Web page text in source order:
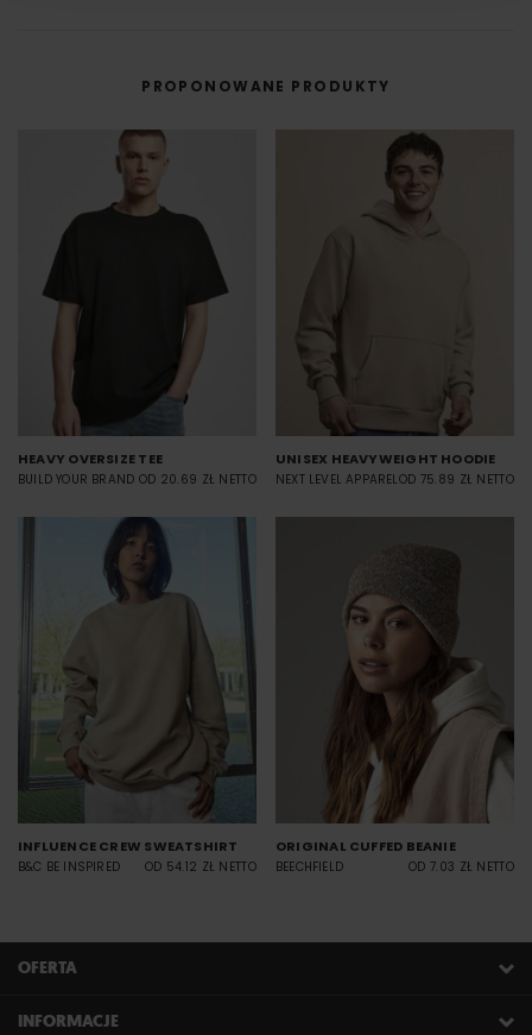
FILM - https://www.youtube.com/watch?v=hQHB5Np5ooY
PROPONOWANE PRODUKTY
HEAVY OVERSIZE TEE
BUILD YOUR BRAND OD 20.69 ZŁ NETTO
UNISEX HEAVYWEIGHT HOODIE
NEXT LEVEL APPARELOD 75.89 ZŁ NETTO
INFLUENCE CREW SWEATSHIRT
B&C BE INSPIRED OD 54.12 ZŁ NETTO
ORIGINAL CUFFED BEANIE
BEECHFIELD OD 7.03 ZŁ NETTO
OFERTA
INFORMACJE